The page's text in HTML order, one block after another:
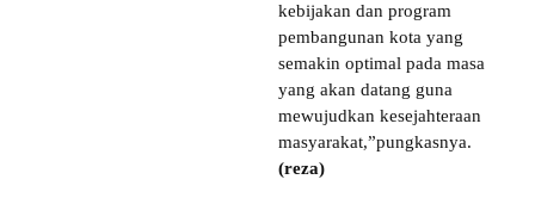
kebijakan dan program
pembangunan kota yang
semakin optimal pada masa
yang akan datang guna
mewujudkan kesejahteraan
masyarakat,”pungkasnya.
(reza)